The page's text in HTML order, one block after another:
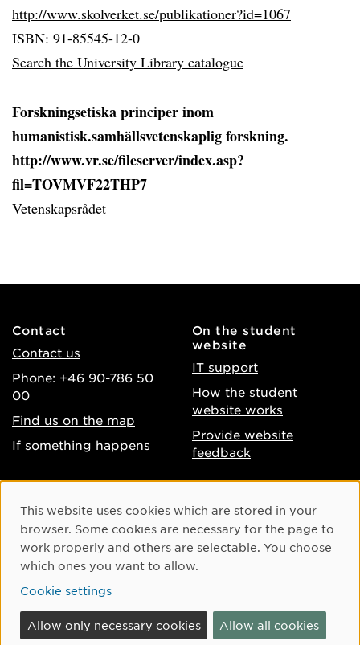
http://www.skolverket.se/publikationer?id=1067
ISBN: 91-85545-12-0
Search the University Library catalogue
Forskningsetiska principer inom
humanistisk.samhällsvetenskaplig forskning.
http://www.vr.se/fileserver/index.asp?
fil=TOVMVF22THP7
Vetenskapsrådet
Contact
Contact us
Phone: +46 90-786 50
00
Find us on the map
If something happens
On the student
website
IT support
How the student
website works
Provide website
feedback
Accessibility of umu.se
Processing of personal
data
Cookie settings
Instagram
Youtube
Cookie Consent
This website uses cookies which are stored in your
browser. Some cookies are necessary for the page to
work properly and others are selectable. You choose
which ones you want to allow.
Cookie settings
Allow only necessary cookies Allow all cookies